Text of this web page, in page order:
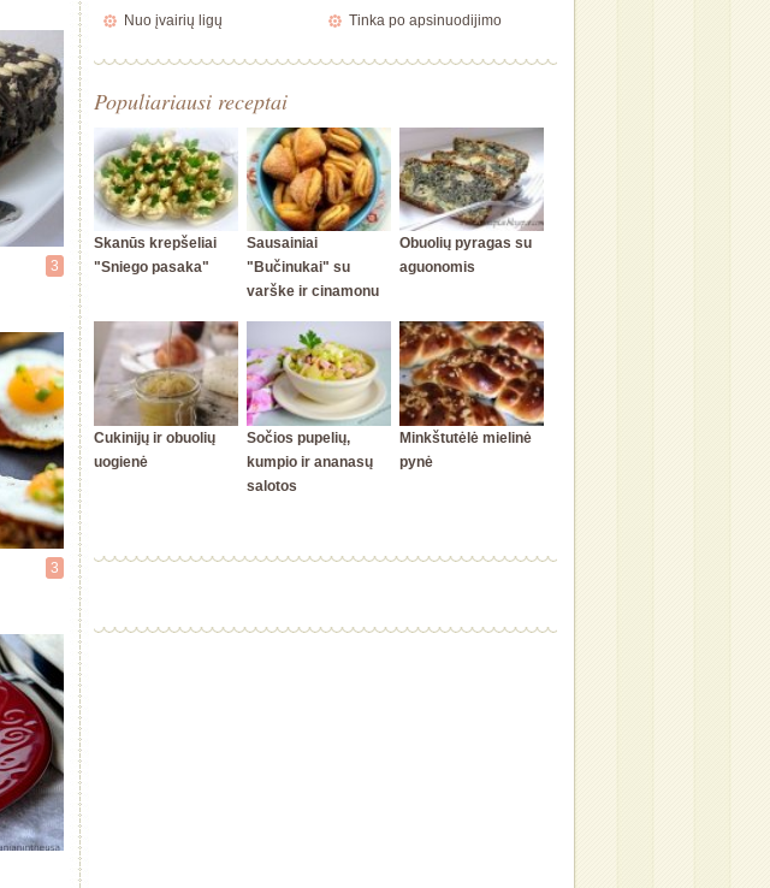
3
3
Nuo įvairių ligų
Tinka po apsinuodijimo
Populiariausi receptai
Skanūs krepšeliai
"Sniego pasaka"
Sausainiai
"Bučinukai" su
varške ir cinamonu
Obuolių pyragas su
aguonomis
Cukinijų ir obuolių
uogienė
Sočios pupelių,
kumpio ir ananasų
salotos
Minkštutėlė mielinė
pynė